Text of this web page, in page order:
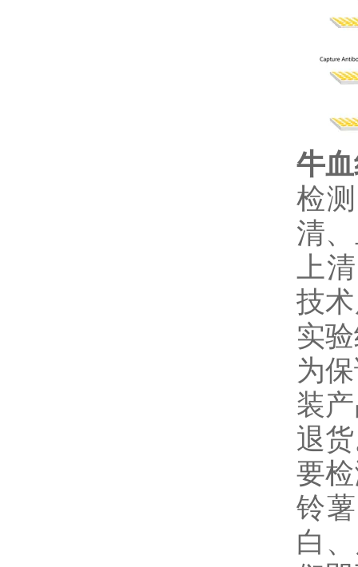
牛
检
清
上
技
实
为
装
退
要
铃
白